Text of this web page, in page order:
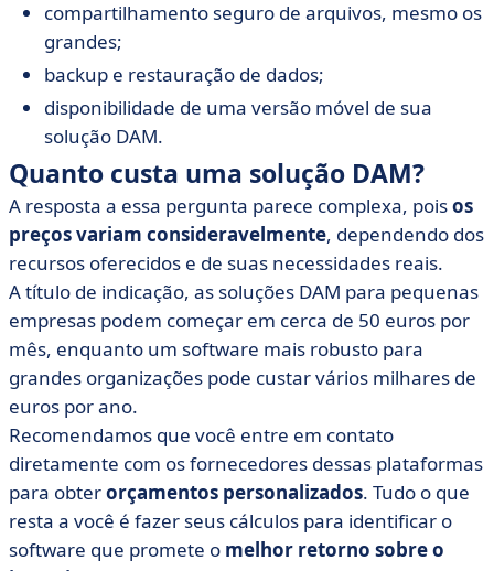
compartilhamento seguro de arquivos, mesmo os
grandes;
backup e restauração de dados;
disponibilidade de uma versão móvel de sua
solução DAM.
Quanto custa uma solução DAM?
A resposta a essa pergunta parece complexa, poisos
preços variam consideravelmente, dependendo dos
recursos oferecidos e de suas necessidades reais.
A título de indicação, as soluções DAM para pequenas
empresas podem começar em cerca de 50 euros por
mês, enquanto um software mais robusto para
grandes organizações pode custar vários milhares de
euros por ano.
Recomendamos que você entre em contato
diretamente com os fornecedores dessas plataformas
para obterorçamentos personalizados. Tudo o que
resta a você é fazer seus cálculos para identificar o
software que promete o melhor retorno sobre o